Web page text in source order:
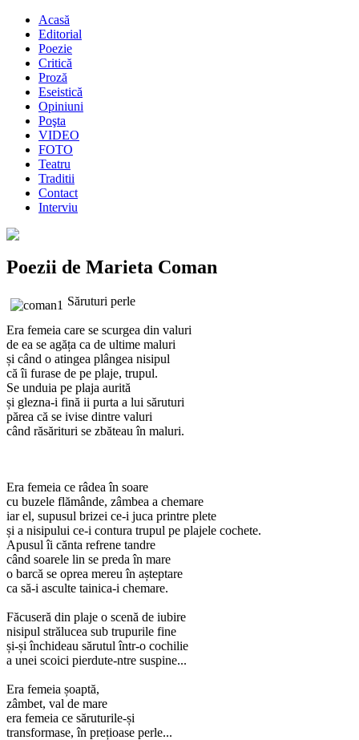
Acasă
Editorial
Poezie
Critică
Proză
Eseistică
Opiniuni
Poşta
VIDEO
FOTO
Teatru
Traditii
Contact
Interviu
Poezii de Marieta Coman
Săruturi perle
Era femeia care se scurgea din valuri
de ea se agăța ca de ultime maluri
și când o atingea plângea nisipul
că îi furase de pe plaje, trupul.
Se unduia pe plaja aurită
și glezna-i fină ii purta a lui săruturi
părea că se ivise dintre valuri
când răsărituri se zbăteau în maluri.
Era femeia ce râdea în soare
cu buzele flămânde, zâmbea a chemare
iar el, supusul brizei ce-i juca printre plete
și a nisipului ce-i contura trupul pe plajele cochete.
Apusul îi cănta refrene tandre
când soarele lin se preda în mare
o barcă se oprea mereu în așteptare
ca să-i asculte tainica-i chemare.
Făcuseră din plaje o scenă de iubire
nisipul strălucea sub trupurile fine
și-și închideau sărutul într-o cochilie
a unei scoici pierdute-ntre suspine...
Era femeia șoaptă,
zâmbet, val de mare
era femeia ce săruturile-și
transformase, în prețioase perle...